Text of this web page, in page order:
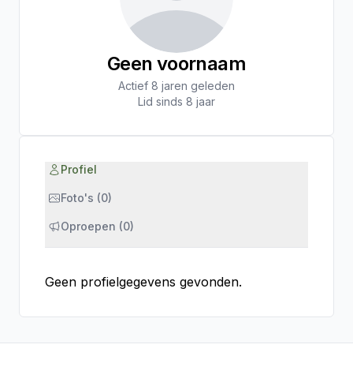
Geen voornaam
Actief 8 jaren geleden
Lid sinds 8 jaar
Profiel
Foto's (0)
Oproepen (0)
Geen profielgegevens gevonden.